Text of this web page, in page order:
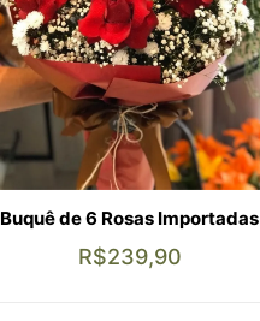
Buquê de 6 Rosas Importadas
R$239,90